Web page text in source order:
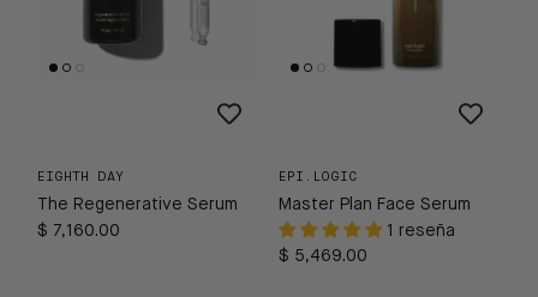
EIGHTH DAY
The Regenerative Serum
$ 7,160.00
EPI.LOGIC
Master Plan Face Serum
1 reseña
$ 5,469.00